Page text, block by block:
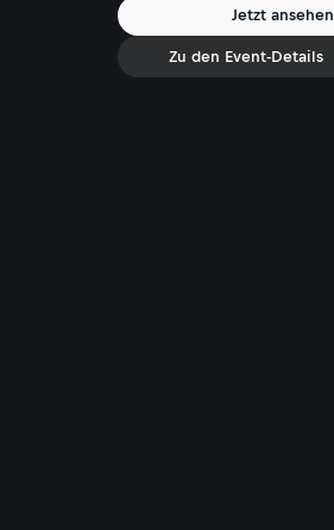
Jetzt ansehen
Zu den Event-Details